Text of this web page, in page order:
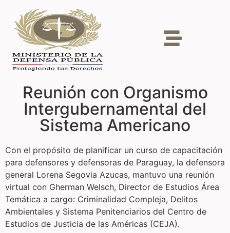
Reunión con Organismo
Intergubernamental del
Sistema Americano
Con el propósito de planificar un curso de capacitación
para defensores y defensoras de Paraguay, la defensora
general Lorena Segovia Azucas, mantuvo una reunión
virtual con Gherman Welsch, Director de Estudios Área
Temática a cargo: Criminalidad Compleja, Delitos
Ambientales y Sistema Penitenciarios del Centro de
Estudios de Justicia de las Américas (CEJA).